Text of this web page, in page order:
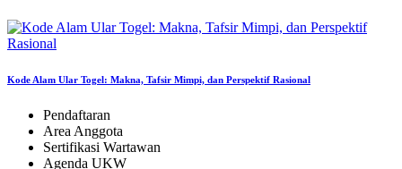
Kode Alam Ular Togel: Makna, Tafsir Mimpi, dan Perspektif Rasional
Pendaftaran
Area Anggota
Sertifikasi Wartawan
Agenda UKW